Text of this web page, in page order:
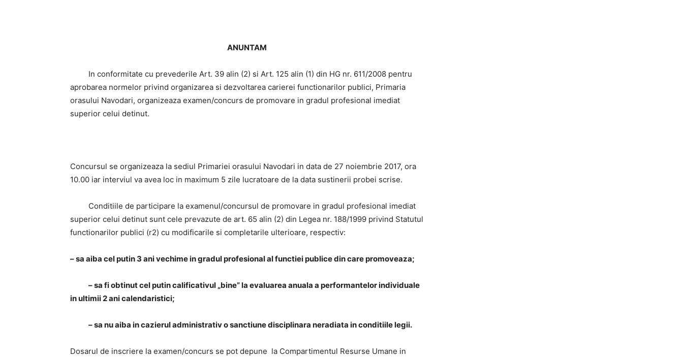
ANUNTAM
In conformitate cu prevederile Art. 39 alin (2) si Art. 125 alin (1) din HG nr. 611/2008 pentru
aprobarea normelor privind organizarea si dezvoltarea carierei functionarilor publici, Primaria
orasului Navodari, organizeaza examen/concurs de promovare in gradul profesional imediat
superior celui detinut.
Concursul se organizeaza la sediul Primariei orasului Navodari in data de 27 noiembrie 2017, ora
10.00 iar interviul va avea loc in maximum 5 zile lucratoare de la data sustinerii probei scrise.
Conditiile de participare la examenul/concursul de promovare in gradul profesional imediat
superior celui detinut sunt cele prevazute de art. 65 alin (2) din Legea nr. 188/1999 privind Statutul
functionarilor publici (r2) cu modificarile si completarile ulterioare, respectiv:
– sa aiba cel putin 3 ani vechime in gradul profesional al functiei publice din care promoveaza;
– sa fi obtinut cel putin calificativul „bine” la evaluarea anuala a performantelor individuale
in ultimii 2 ani calendaristici;
– sa nu aiba in cazierul administrativ o sanctiune disciplinara neradiata in conditiile legii.
Dosarul de inscriere la examen/concurs se pot depune la Compartimentul Resurse Umane in